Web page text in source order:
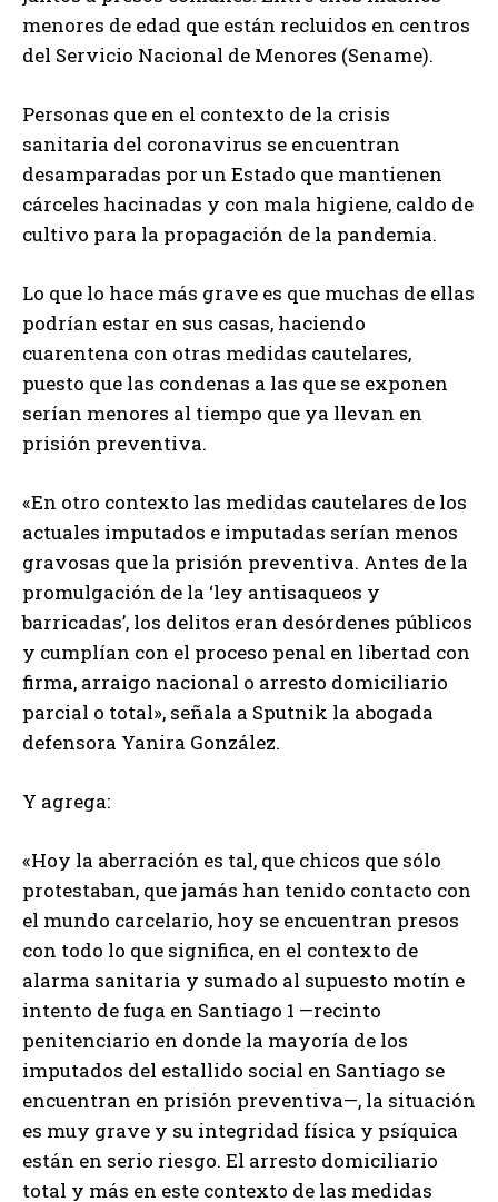
menores de edad que están recluidos en centros
del Servicio Nacional de Menores (Sename).
Personas que en el contexto de la crisis
sanitaria del coronavirus se encuentran
desamparadas por un Estado que mantienen
cárceles hacinadas y con mala higiene, caldo de
cultivo para la propagación de la pandemia.
Lo que lo hace más grave es que muchas de ellas
podrían estar en sus casas, haciendo
cuarentena con otras medidas cautelares,
puesto que las condenas a las que se exponen
serían menores al tiempo que ya llevan en
prisión preventiva.
«En otro contexto las medidas cautelares de los
actuales imputados e imputadas serían menos
gravosas que la prisión preventiva. Antes de la
promulgación de la ‘ley antisaqueos y
barricadas’, los delitos eran desórdenes públicos
y cumplían con el proceso penal en libertad con
firma, arraigo nacional o arresto domiciliario
parcial o total», señala a Sputnik la abogada
defensora Yanira González.
Y agrega:
«Hoy la aberración es tal, que chicos que sólo
protestaban, que jamás han tenido contacto con
el mundo carcelario, hoy se encuentran presos
con todo lo que significa, en el contexto de
alarma sanitaria y sumado al supuesto motín e
intento de fuga en Santiago 1 —recinto
penitenciario en donde la mayoría de los
imputados del estallido social en Santiago se
encuentran en prisión preventiva—, la situación
es muy grave y su integridad física y psíquica
están en serio riesgo. El arresto domiciliario
total y más en este contexto de las medidas